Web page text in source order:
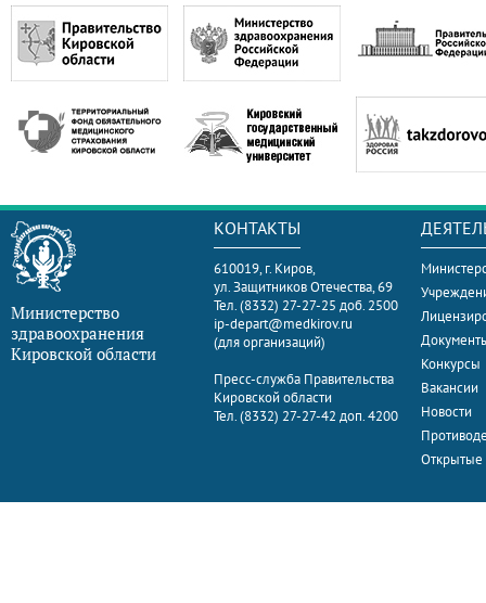
Министерство
здравоохранения
Кировской области
КОНТАКТЫ
610019, г. Киров,
ул. Защитников Отечества, 69
Тел. (8332) 27-27-25 доб. 2500
ip-depart@medkirov.ru
(для организаций)
Пресс-служба Правительства
Кировской области
Тел. (8332) 27-27-42 доп. 4200
Конкурсы
Вакансии
Новости